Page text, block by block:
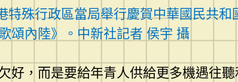
特殊行政區當局舉行慶賀中華國民共
頌內陸》。中新社記者 侯宇 攝
好，而是要給年青人供給更多機遇往